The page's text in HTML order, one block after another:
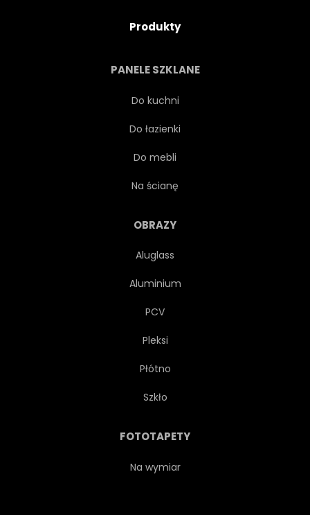
Produkty
PANELE SZKLANE
Do kuchni
Do łazienki
Do mebli
Na ścianę
OBRAZY
Aluglass
Aluminium
PCV
Pleksi
Płótno
Szkło
FOTOTAPETY
Na wymiar